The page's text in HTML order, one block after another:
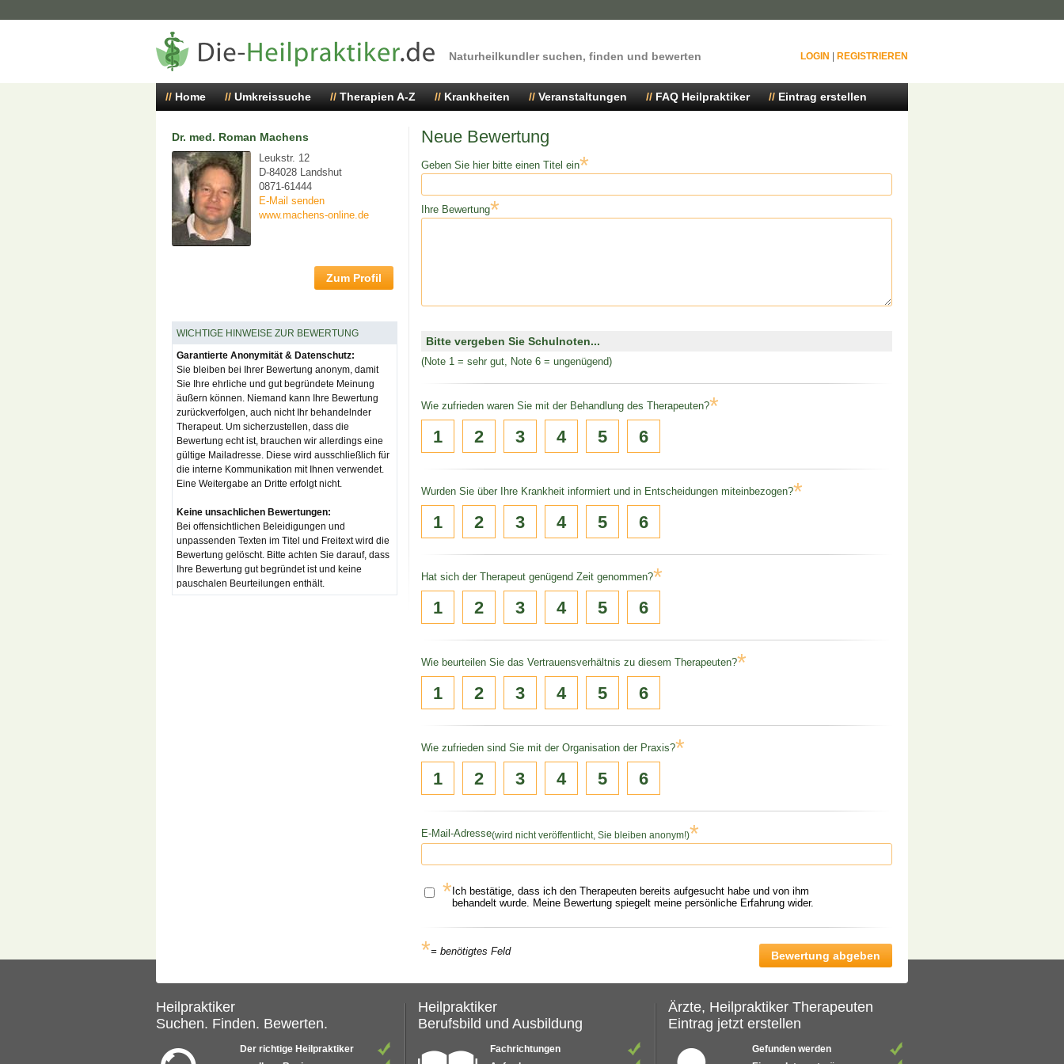
Naturheilkundler suchen, finden und bewerten LOGIN REGISTRIEREN
Home Umkreissuche Therapien A-Z Krankheiten Veranstaltungen FAQ Heilpraktiker Eintrag erstellen
Dr. med. Roman Machens
Leukstr. 12
D-84028 Landshut
0871-61444
E-Mail senden
www.machens-online.de
Zum Profil
WICHTIGE HINWEISE ZUR BEWERTUNG
Garantierte Anonymität & Datenschutz:
Sie bleiben bei Ihrer Bewertung anonym, damit
Sie Ihre ehrliche und gut begründete Meinung
äußern können. Niemand kann Ihre Bewertung
zurückverfolgen, auch nicht Ihr behandelnder
Therapeut. Um sicherzustellen, dass die
Bewertung echt ist, brauchen wir allerdings eine
gültige Mailadresse. Diese wird ausschließlich für
die interne Kommunikation mit Ihnen verwendet.
Eine Weitergabe an Dritte erfolgt nicht.
Keine unsachlichen Bewertungen:
Bei offensichtlichen Beleidigungen und
unpassenden Texten im Titel und Freitext wird die
Bewertung gelöscht. Bitte achten Sie darauf, dass
Ihre Bewertung gut begründet ist und keine
pauschalen Beurteilungen enthält.
Neue Bewertung
Geben Sie hier bitte einen Titel ein*
Ihre Bewertung*
Bitte vergeben Sie Schulnoten...
(Note 1 = sehr gut, Note 6 = ungenügend)
Wie zufrieden waren Sie mit der Behandlung des Therapeuten?*
1 2 3 4 5 6
Wurden Sie über Ihre Krankheit informiert und in Entscheidungen miteinbezogen?*
1 2 3 4 5 6
Hat sich der Therapeut genügend Zeit genommen?*
1 2 3 4 5 6
Wie beurteilen Sie das Vertrauensverhältnis zu diesem Therapeuten?*
1 2 3 4 5 6
Wie zufrieden sind Sie mit der Organisation der Praxis?*
1 2 3 4 5 6
E-Mail-Adresse(wird nicht veröffentlicht, Sie bleiben anonym!)*
Ich bestätige, dass ich den Therapeuten bereits aufgesucht habe und von ihm
behandelt wurde. Meine Bewertung spiegelt meine persönliche Erfahrung wider.
*
*= benötigtes Feld
Heilpraktiker
Suchen. Finden. Bewerten.
Der richtige Heilpraktiker
Heilpraktiker
Berufsbild und Ausbildung
Fachrichtungen
Ärzte, Heilpraktiker Therapeuten
Eintrag jetzt erstellen
Gefunden werden